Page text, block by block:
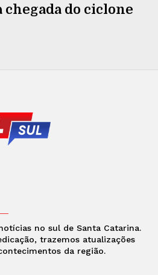
chegada do ciclone
no sul de Santa Catarina.
trazemos atualizações
da região.